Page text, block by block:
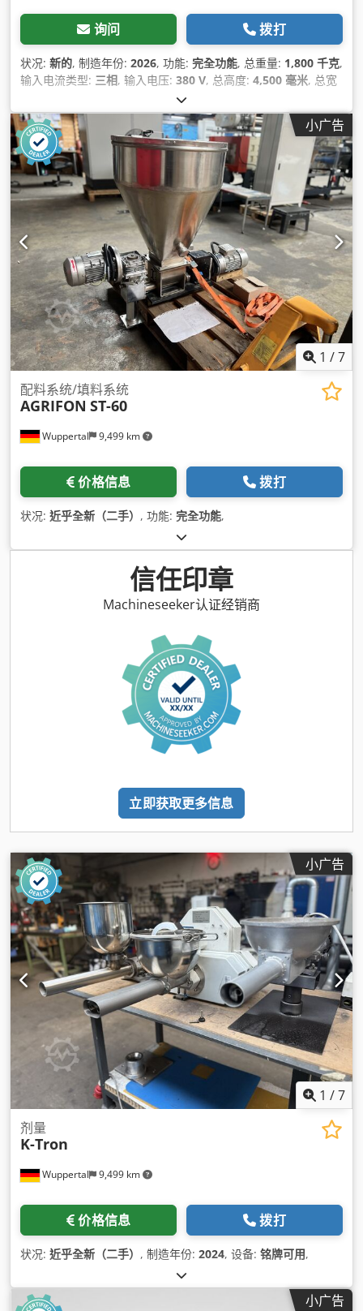
询问 拨打
状况: 新的, 制造年份: 2026, 功能: 完全功能, 总重量: 1,800 千克,
输入电流类型: 三相, 输入电压: 380 V, 总高度: 4,500 毫米, 总宽
1,400 毫米
小广告
1 /7
Wuppertal 9,499 km
配料系统/填料系统
AGRIFON ST-60
价格信息 拨打
状况: 近乎全新（二手） , 功能: 完全功能,
信任印章
Machineseeker认证经销商
立即获取更多信息
小广告
1 /7
Wuppertal 9,499 km
剂量
K-Tron
价格信息 拨打
状况: 近乎全新（二手） , 制造年份: 2024, 设备: 铭牌可用,
小广告